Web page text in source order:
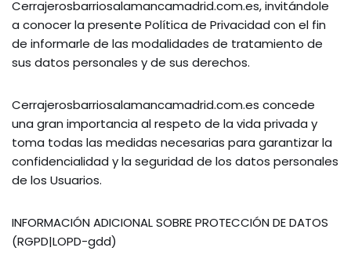
Cerrajerosbarriosalamancamadrid.com.es, invitándole
a conocer la presente Política de Privacidad con el fin
de informarle de las modalidades de tratamiento de
sus datos personales y de sus derechos.
Cerrajerosbarriosalamancamadrid.com.es concede
una gran importancia al respeto de la vida privada y
toma todas las medidas necesarias para garantizar la
confidencialidad y la seguridad de los datos personales
de los Usuarios.
INFORMACIÓN ADICIONAL SOBRE PROTECCIÓN DE DATOS
(RGPD|LOPD-gdd)